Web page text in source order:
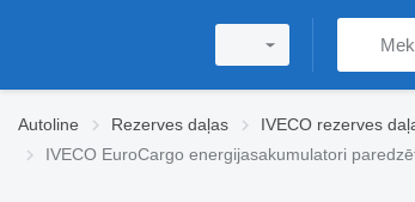
Autoline Rezerves daļas IVECO rezerves
IVECO EuroCargo energijasakumulatori